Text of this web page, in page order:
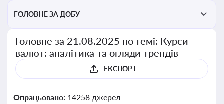
ГОЛОВНЕ ЗА ДОБУ
Головне за 21.08.2025 по темі: Курси
валют: аналітика та огляди трендів
ЕКСПОРТ
Опрацьовано: 14258 джерел